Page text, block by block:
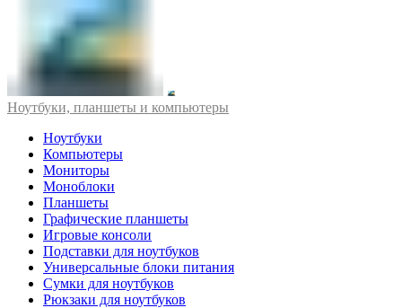
Ноутбуки, планшеты и компьютеры
Ноутбуки
Компьютеры
Мониторы
Моноблоки
Планшеты
Графические планшеты
Игровые консоли
Подставки для ноутбуков
Универсальные блоки питания
Сумки для ноутбуков
Рюкзаки для ноутбуков